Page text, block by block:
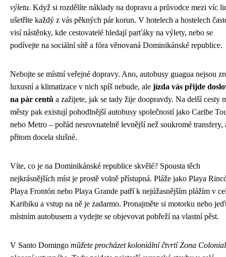
výletu. Když si rozdělíte náklady na dopravu a průvodce mezi víc
ušetříte každý z vás pěkných pár korun. V hotelech a hostelech
visí nástěnky, kde cestovatelé hledají parťáky na výlety, nebo se
podívejte na sociální sítě a fóra věnovaná Dominikánské republice.
Nebojte se místní veřejné dopravy. Ano, autobusy guagua nejsou
luxusní a klimatizace v nich spíš nebude, ale jízda vás přijde
na pár centů a zažijete, jak se tady žije doopravdy. Na delší cesty
městy pak existují pohodlnější autobusy společností jako Caribe
nebo Metro – pořád nesrovnatelně levnější než soukromé transfery,
přitom docela slušné.
Víte, co je na Dominikánské republice skvělé? Spousta těch
nejkrásnějších míst je prostě volně přístupná. Pláže jako Playa
Playa Frontón nebo Playa Grande patří k nejúžasnějším plážím v
Karibiku a vstup na ně je zadarmo. Pronajměte si motorku nebo
místním autobusem a vydejte se objevovat pobřeží na vlastní pěst.
V Santo Domingo můžete procházet koloniální čtvrtí Zona